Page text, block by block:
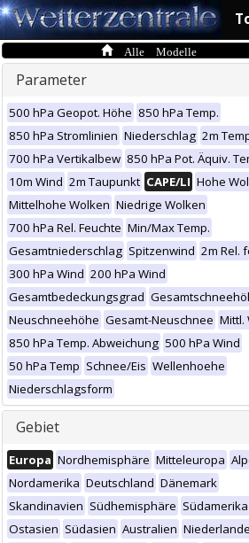
Alle Modelle
Parameter
500 hPa Geopot. Höhe 850 hPa Temp.
850 hPa Stromlinien Niederschlag 2m
700 hPa Vertikalbew 850 hPa Pot. Äquiv.
10m Wind 2m Taupunkt CAPE/LI Hohe
Mittelhohe Wolken Niedrige Wolken
700 hPa Rel. Feuchte Min/Max Temp.
Gesamtniederschlag Spitzenwind 2m Rel.
300 hPa Wind 200 hPa Wind
Gesamtbedeckungsgrad
Neuschneehöhe Gesamt-Neuschnee Mittl.
850 hPa Temp. Abweichung 500 hPa Wind
50 hPa Temp Schnee/Eis Wellenhoehe
Niederschlagsform
Gebiet
Europa Nordhemisphäre Mitteleuropa
Nordamerika Deutschland Dänemark
Skandinavien Südhemisphäre Südamerika
Ostasien Südasien Australien Niederlande